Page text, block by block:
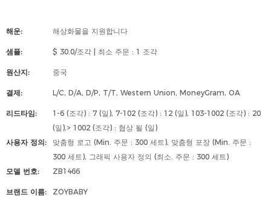
해운: 해상화물을 지원합니다
샘플: $ 30.0/조각 | 최소 주문 : 1 조각
원산지: 중국
결제: L/C, D/A, D/P, T/T, Western Union, MoneyGram, OA
리드타임:
1-6 (조각) : 7 (일), 7-102 (조각) : 12 (일), 103-1002 (조각) : 20
(일),> 1002 (조각) : 협상 될 (일)
사용자 정의:
맞춤형 로고 (Min. 주문 : 300 세트), 맞춤형 포장 (Min. 주문 :
300 세트), 그래픽 사용자 정의 (최소. 주문 : 300 세트)
모델 번호:
ZB1466
브랜드 이름: ZOYBABY